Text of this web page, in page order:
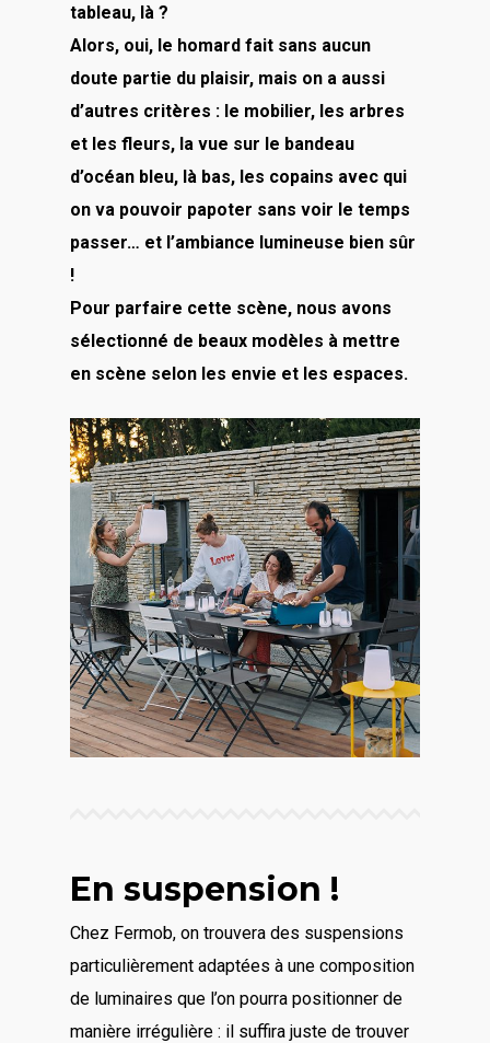
tableau, là ?
Alors, oui, le homard fait sans aucun
doute partie du plaisir, mais on a aussi
d’autres critères : le mobilier, les arbres
et les fleurs, la vue sur le bandeau
d’océan bleu, là bas, les copains avec qui
on va pouvoir papoter sans voir le temps
passer… et l’ambiance lumineuse bien sûr
!
Pour parfaire cette scène, nous avons
sélectionné de beaux modèles à mettre
en scène selon les envie et les espaces.
En suspension !
Chez Fermob, on trouvera des suspensions
particulièrement adaptées à une composition
de luminaires que l’on pourra positionner de
manière irrégulière : il suffira juste de trouver